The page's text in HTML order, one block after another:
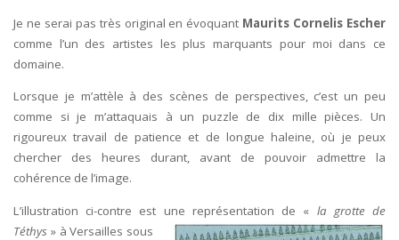
Je ne serai pas très original en évoquant Maurits Cornelis Escher
comme l’un des artistes les plus marquants pour moi dans ce
domaine.
Lorsque je m’attèle à des scènes de perspectives, c’est un peu
comme si je m’attaquais à un puzzle de dix mille pièces. Un
rigoureux travail de patience et de longue haleine, où je peux
chercher des heures durant, avant de pouvoir admettre la
cohérence de l’image.
L’illustration ci-contre est une représentation de « la grotte de
Téthys » à Versailles sous